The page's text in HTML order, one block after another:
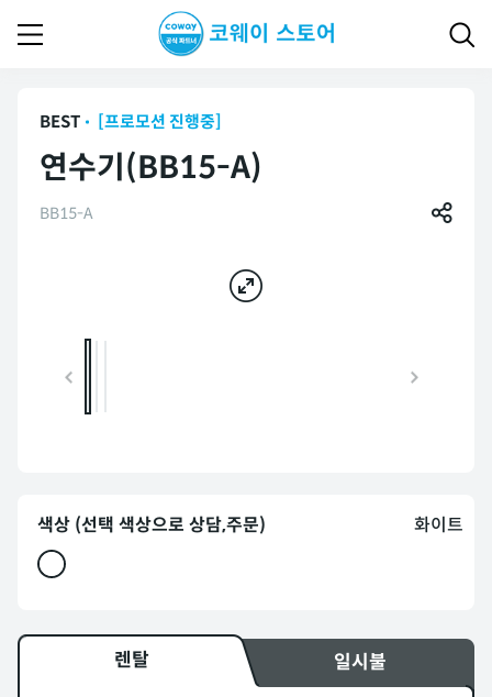
BEST [프로모션 진행중]
연수기(BB15-A)
BB15-A
색상 (선택 색상으로 상담,주문) 화이트
렌탈 일시불